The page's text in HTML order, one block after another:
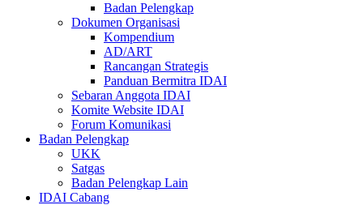
Badan Pelengkap
Dokumen Organisasi
Kompendium
AD/ART
Rancangan Strategis
Panduan Bermitra IDAI
Sebaran Anggota IDAI
Komite Website IDAI
Forum Komunikasi
Badan Pelengkap
UKK
Satgas
Badan Pelengkap Lain
IDAI Cabang